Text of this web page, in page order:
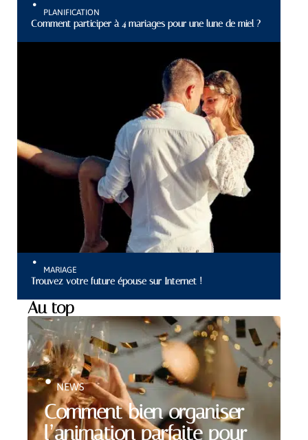
PLANIFICATION
Comment participer à 4 mariages pour une lune de miel ?
MARIAGE
Trouvez votre future épouse sur Internet !
Au top
Comment bien organiser
l’animation parfaite pour
NEWS